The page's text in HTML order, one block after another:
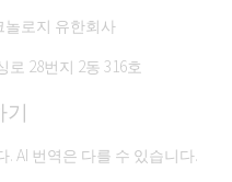
놀로지 유한회사
28번지 2동 316호
기
AI 번역은 다를 수 있습니다.